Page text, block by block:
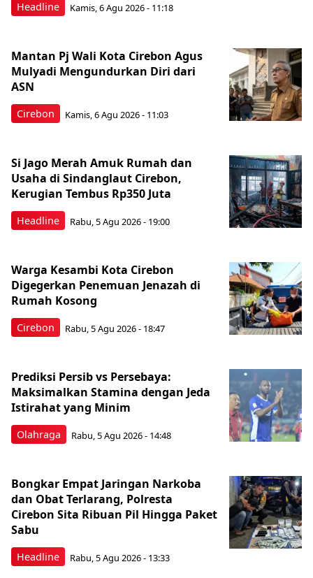
Headline Kamis, 6 Agu 2026 - 11:18
Cirebon
Mantan Pj Wali Kota Cirebon Agus
Mulyadi Mengundurkan Diri dari
ASN
Kamis, 6 Agu 2026 - 11:03
Headline
Si Jago Merah Amuk Rumah dan
Usaha di Sindanglaut Cirebon,
Kerugian Tembus Rp350 Juta
Rabu, 5 Agu 2026 - 19:00
Cirebon
Warga Kesambi Kota Cirebon
Digegerkan Penemuan Jenazah di
Rumah Kosong
Rabu, 5 Agu 2026 - 18:47
Olahraga
Prediksi Persib vs Persebaya:
Maksimalkan Stamina dengan Jeda
Istirahat yang Minim
Rabu, 5 Agu 2026 - 14:48
Headline
Bongkar Empat Jaringan Narkoba
dan Obat Terlarang, Polresta
Cirebon Sita Ribuan Pil Hingga Paket
Sabu
Rabu, 5 Agu 2026 - 13:33